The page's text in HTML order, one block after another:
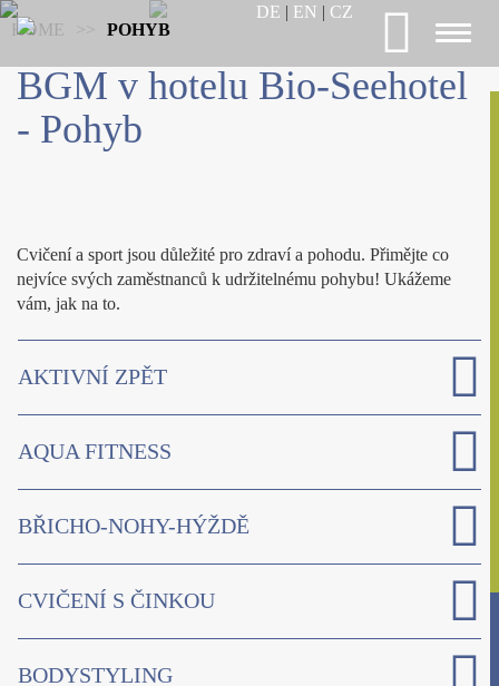
DE | EN | CZ
HOME > > POHYB
BGM v hotelu Bio-Seehotel
- Pohyb
Cvičení a sport jsou důležité pro zdraví a pohodu. Přimějte co
nejvíce svých zaměstnanců k udržitelnému pohybu! Ukážeme
vám, jak na to.
AKTIVNÍ ZPĚT
AQUA FITNESS
BŘICHO-NOHY-HÝŽDĚ
CVIČENÍ S ČINKOU
BODYSTYLING